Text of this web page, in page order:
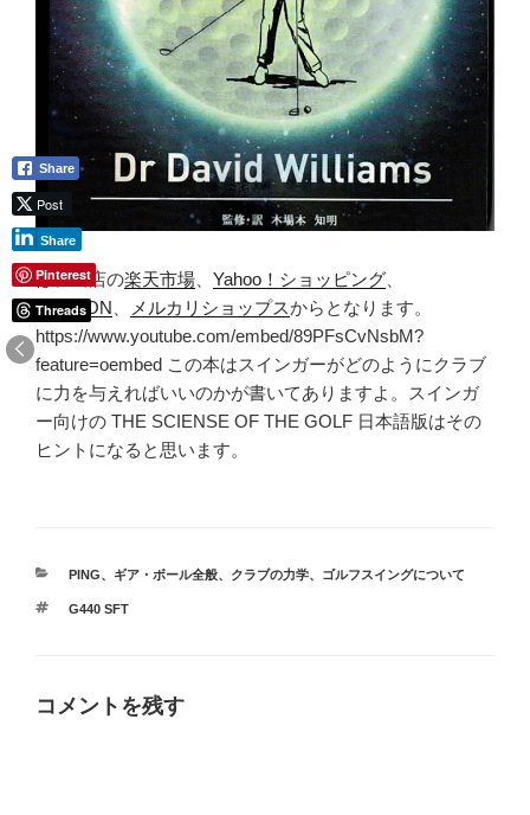
は、当店の楽天市場、 Yahoo！ショッピング、
AMAZON 、 メルカリショップスからとなります。
https://www.youtube.com/embed/89PFsCvNsbM?
feature=oembed この本はスインガーがどのようにクラブ
に力を与えればいいのかが書いてありますよ。スインガ
ー向けの THE SCIENSE OF THE GOLF 日本語版はその
ヒントになると思います。
カ
ゴ
PING、 ギア・ボール全般、 クラブの力学、 ゴルフスイングについて
タ
G440 SFT
コメントを残す
Share
Post
Share
Pinterest
Threads